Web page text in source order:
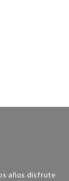
años disfrute